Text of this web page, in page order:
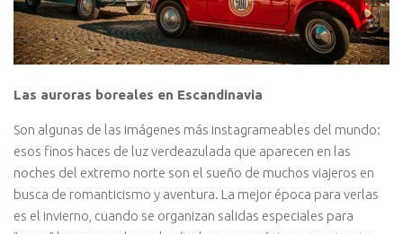
Las auroras boreales en Escandinavia
Son algunas de las imágenes más instagrameables del mundo:
esos finos haces de luz verdeazulada que aparecen en las
noches del extremo norte son el sueño de muchos viajeros en
busca de romanticismo y aventura. La mejor época para verlas
es el invierno, cuando se organizan salidas especiales para